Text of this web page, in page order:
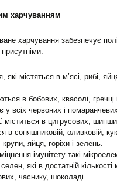
харчуванням
харчування забезпечує
які містяться в м’ясі, рибі,
в бобових, квасолі, гречці
у всіх червоних і
міститься в цитрусових,
в соняшниковій, оливковій,
крупи, яйця, горіхи і зелень.
імунітету такі
які в достатній кількості
часнику, шоколаді.